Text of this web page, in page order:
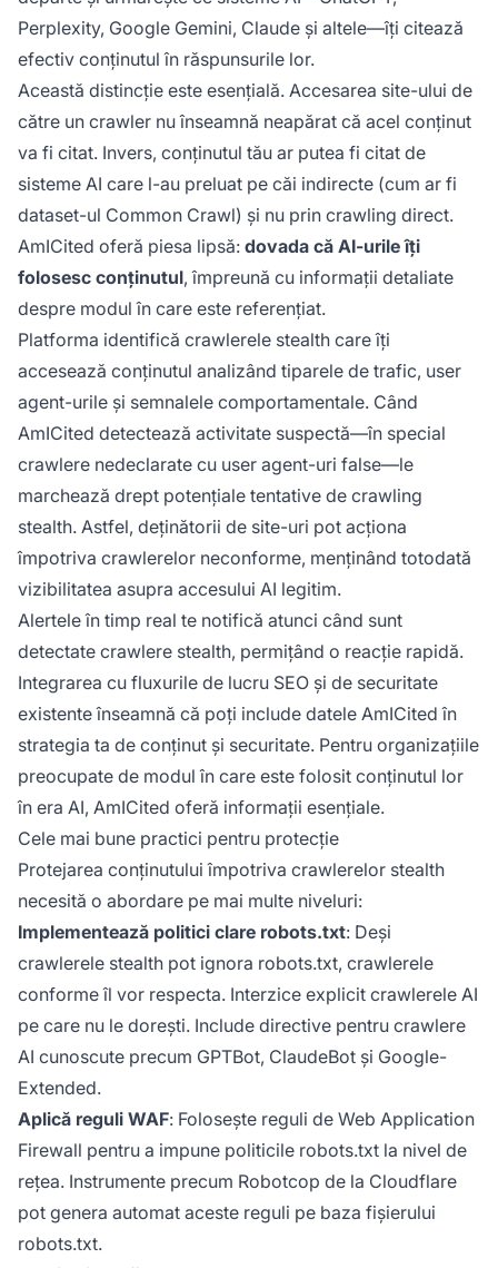
Perplexity, Google Gemini, Claude și altele—îți citează
efectiv conținutul în răspunsurile lor.
Această distincție este esențială. Accesarea site-ului de
către un crawler nu înseamnă neapărat că acel conținut
va fi citat. Invers, conținutul tău ar putea fi citat de
sisteme AI care l-au preluat pe căi indirecte (cum ar fi
dataset-ul Common Crawl) și nu prin crawling direct.
AmICited oferă piesa lipsă: dovada că AI-urile îți
folosesc conținutul, împreună cu informații detaliate
despre modul în care este referențiat.
Platforma identifică crawlerele stealth care îți
accesează conținutul analizând tiparele de trafic, user
agent-urile și semnalele comportamentale. Când
AmICited detectează activitate suspectă—în special
crawlere nedeclarate cu user agent-uri false—le
marchează drept potențiale tentative de crawling
stealth. Astfel, deținătorii de site-uri pot acționa
împotriva crawlerelor neconforme, menținând totodată
vizibilitatea asupra accesului AI legitim.
Alertele în timp real te notifică atunci când sunt
detectate crawlere stealth, permițând o reacție rapidă.
Integrarea cu fluxurile de lucru SEO și de securitate
existente înseamnă că poți include datele AmICited în
strategia ta de conținut și securitate. Pentru organizațiile
preocupate de modul în care este folosit conținutul lor
în era AI, AmICited oferă informații esențiale.
Cele mai bune practici pentru protecție
Protejarea conținutului împotriva crawlerelor stealth
necesită o abordare pe mai multe niveluri:
Implementează politici clare robots.txt: Deși
crawlerele stealth pot ignora robots.txt, crawlerele
conforme îl vor respecta. Interzice explicit crawlerele AI
pe care nu le dorești. Include directive pentru crawlere
AI cunoscute precum GPTBot, ClaudeBot și Google-
Extended.
Aplică reguli WAF: Folosește reguli de Web Application
Firewall pentru a impune politicile robots.txt la nivel de
rețea. Instrumente precum Robotcop de la Cloudflare
pot genera automat aceste reguli pe baza fișierului
robots.txt.